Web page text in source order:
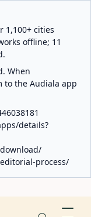
1,100+ cities
offline; 11
When
to the Audiala app
details?
process/